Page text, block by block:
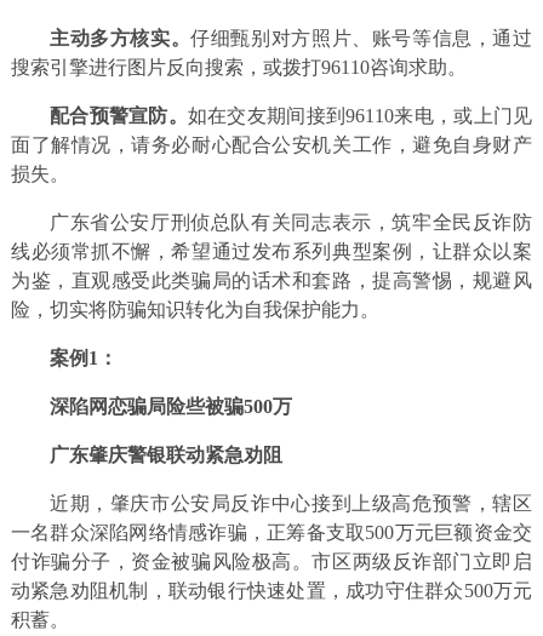
主动多方核实。仔细甄别对方照片、账号等信息，通过
搜索引擎进行图片反向搜索，或拨打96110咨询求助。
配合预警宣防。 如在交友期间接到96110来电，或上门见
面了解情况，请务必耐心配合公安机关工作，避免自身财产
损失。
广东省公安厅刑侦总队有关同志表示，筑牢全民反诈防
线必须常抓不懈，希望通过发布系列典型案例，让群众以案
为鉴，直观感受此类骗局的话术和套路，提高警惕，规避风
险，切实将防骗知识转化为自我保护能力。
案例1：
深陷网恋骗局险些被骗500万
广东肇庆警银联动紧急劝阻
近期，肇庆市公安局反诈中心接到上级高危预警，辖区
一名群众深陷网络情感诈骗，正筹备支取500万元巨额资金交
付诈骗分子，资金被骗风险极高。市区两级反诈部门立即启
动紧急劝阻机制，联动银行快速处置，成功守住群众500万元
积蓄。